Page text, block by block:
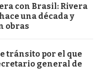
con Brasil: Rivera
una década y
obras
tránsito por el que
general de